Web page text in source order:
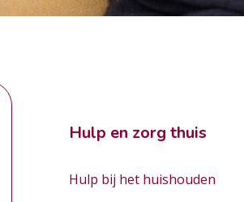
Hulp en zorg thuis
Hulp bij het huishouden